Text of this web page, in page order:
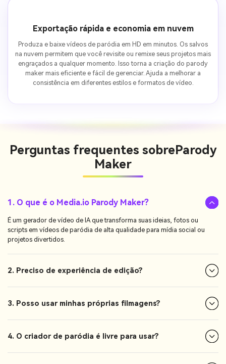
Exportação rápida e economia em nuvem
Produza e baixe vídeos de paródia em HD em minutos. Os salvos
na nuvem permitem que você revisite ou remixe seus projetos mais
engraçados a qualquer momento. Isso torna a criação do parody
maker mais eficiente e fácil de gerenciar. Ajuda a melhorar a
consistência em diferentes estilos e formatos de vídeo.
Perguntas frequentes sobre Parody
Maker
1. O que é o Media.io Parody Maker?
É um gerador de vídeo de IA que transforma suas ideias, fotos ou
scripts em vídeos de paródia de alta qualidade para mídia social ou
projetos divertidos.
2. Preciso de experiência de edição?
3. Posso usar minhas próprias filmagens?
4. O criador de paródia é livre para usar?